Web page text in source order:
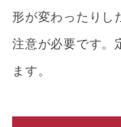
形が変わったりし
注意が必要です。
ます。